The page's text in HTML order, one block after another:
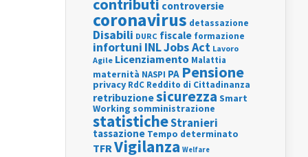
contributi controversie
coronavirus detassazione
Disabili DURC fiscale formazione
infortuni INLJobs Act Lavoro
Agile Licenziamento Malattia
maternità NASPI PA Pensione
privacy RdC Reddito di Cittadinanza
retribuzionesicurezza Smart
Working somministrazione
statisticheStranieri
tassazione Tempo determinato
TFRVigilanza Welfare